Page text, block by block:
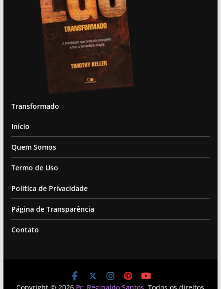
Transformado
Início
Quem Somos
Termo de Uso
Política de Privacidade
Página de Transparência
Contato